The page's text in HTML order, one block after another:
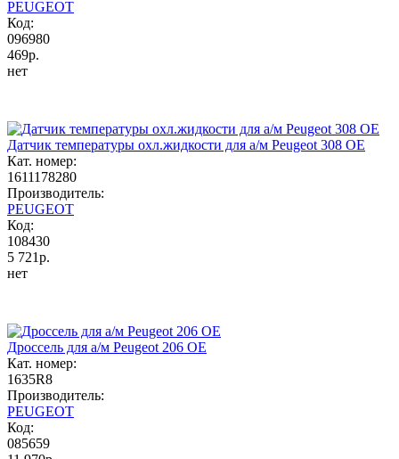
PEUGEOT
Код:
096980
469р.
нет
Датчик температуры охл.жидкости для а/м Peugeot 308 OE
Кат. номер:
1611178280
Производитель:
PEUGEOT
Код:
108430
5 721р.
нет
Дроссель для а/м Peugeot 206 OE
Кат. номер:
1635R8
Производитель:
PEUGEOT
Код:
085659